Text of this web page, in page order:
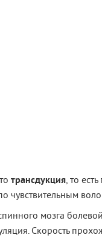
трансдукция, то
чувствительным
мозга
Скорость